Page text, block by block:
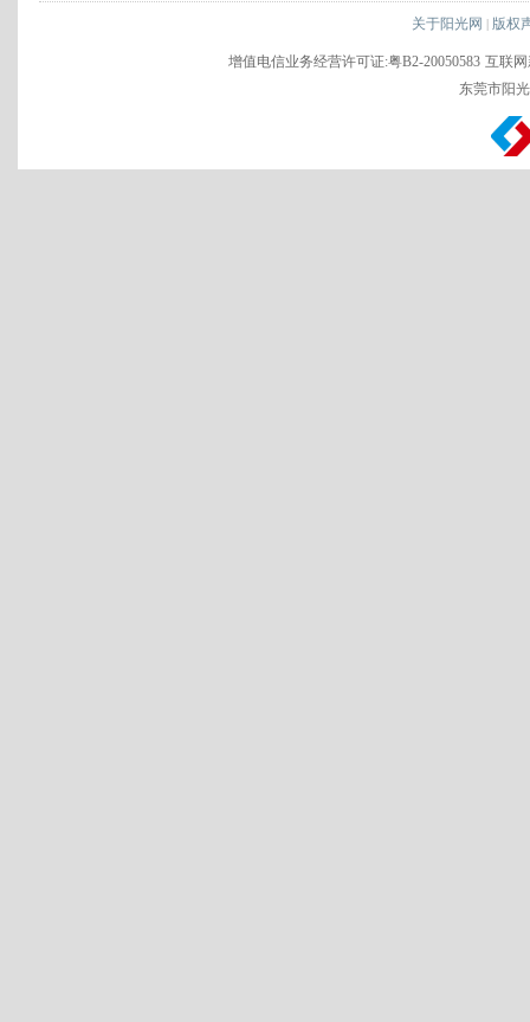
关于阳光网 | 版权
增值电信业务经营许可证:粤B2-20050583 互联网
东莞市阳